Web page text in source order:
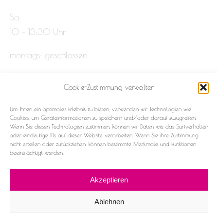
Cookie-Zustimmung verwalten
Um Ihnen ein optimales Erlebnis zu bieten, verwenden wir Technologien wie
Cookies, um Geräteinformationen zu speichern und/oder darauf zuzugreifen.
Wenn Sie diesen Technologien zustimmen, können wir Daten wie das Surfverhalten
oder eindeutige IDs auf dieser Website verarbeiten. Wenn Sie ihre Zustimmung
nicht erteilen oder zurückziehen, können bestimmte Merkmale und Funktionen
beeinträchtigt werden.
Akzeptieren
Ablehnen
Sa:
10 – 13:30 Uhr
montags: geschlossen
Datenschutz
Cookie-Richtlinie (EU)